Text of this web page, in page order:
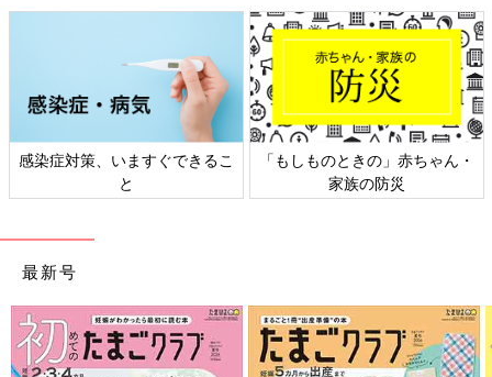
感染症対策、いますぐできるこ
と
「もしものときの」赤ちゃん・
家族の防災
最新号